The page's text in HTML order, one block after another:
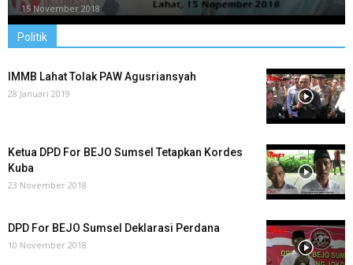
15 November 2018
Politik
IMMB Lahat Tolak PAW Agusriansyah
28 Januari 2019
Ketua DPD For BEJO Sumsel Tetapkan Kordes
Kuba
23 November 2018
DPD For BEJO Sumsel Deklarasi Perdana
10 November 2018